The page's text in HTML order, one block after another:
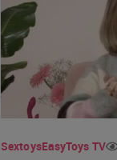
SextoysEasyToys TV